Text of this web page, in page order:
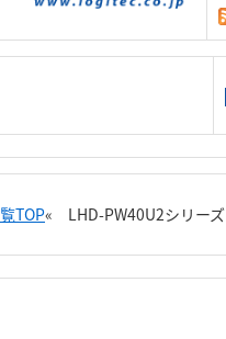
TOP« LHD-PW40U2シリーズ